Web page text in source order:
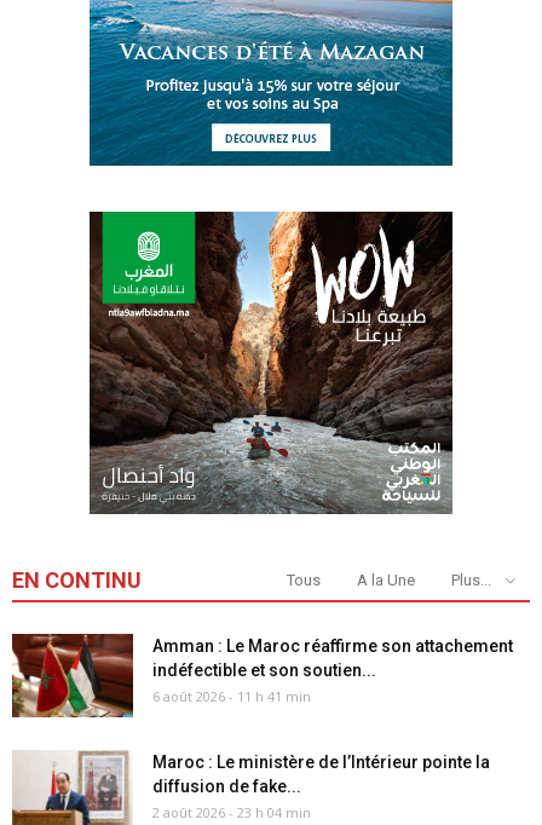
EN CONTINU Tous A la Une Plus...
Amman : Le Maroc réaffirme son attachement
indéfectible et son soutien...
6 août 2026 - 11 h 41 min
Maroc : Le ministère de l’Intérieur pointe la
diffusion de fake...
2 août 2026 - 23 h 04 min